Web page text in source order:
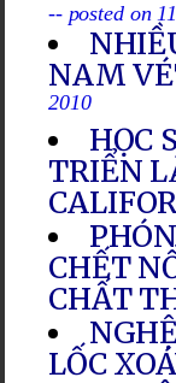
-- posted on
NAM
2010
HỌC
TRIỂN
CHẾT
CHẤT
LỐC